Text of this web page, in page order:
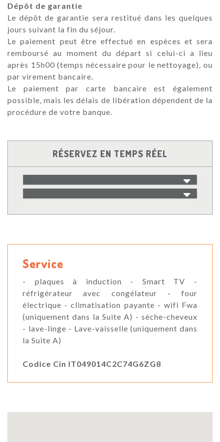
Dépôt de garantie
Le dépôt de garantie sera restitué dans les quelques
jours suivant la fin du séjour.
Le paiement peut être effectué en espèces et sera
remboursé au moment du départ si celui-ci a lieu
après 15h00 (temps nécessaire pour le nettoyage), ou
par virement bancaire.
Le paiement par carte bancaire est également
possible, mais les délais de libération dépendent de la
procédure de votre banque.
RÉSERVEZ EN TEMPS RÉEL
Service
- plaques à induction - Smart TV -
réfrigérateur avec congélateur - four
électrique - climatisation payante - wifi Fwa
(uniquement dans la Suite A) - sèche-cheveux
- lave-linge - Lave-vaisselle (uniquement dans
la Suite A)
Codice Cin IT049014C2C74G6ZG8